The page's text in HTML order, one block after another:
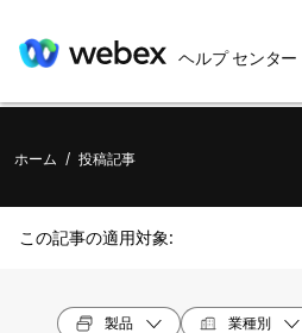
ヘルプ センター
ホーム / 投稿記事
この記事の適用対象:
製品 業種別